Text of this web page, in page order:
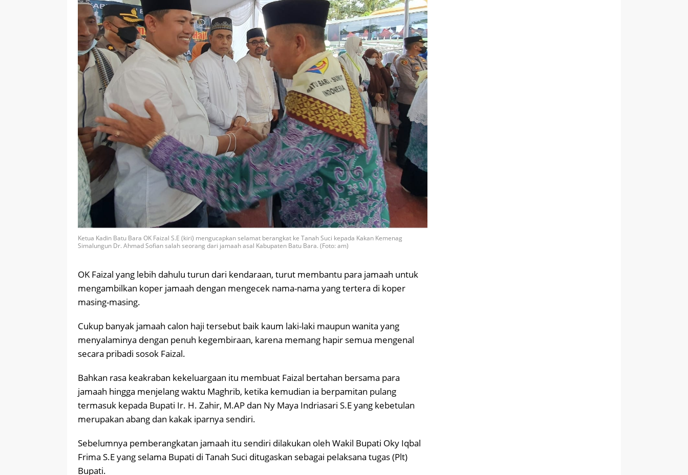
Ketua Kadin Batu Bara OK Faizal S.E (kiri) mengucapkan selamat berangkat ke Tanah Suci kepada Kakan Kemenag
Simalungun Dr. Ahmad Sofian salah seorang dari jamaah asal Kabupaten Batu Bara. (Foto: am)
OK Faizal yang lebih dahulu turun dari kendaraan, turut membantu para jamaah untuk
mengambilkan koper jamaah dengan mengecek nama-nama yang tertera di koper
masing-masing.
Cukup banyak jamaah calon haji tersebut baik kaum laki-laki maupun wanita yang
menyalaminya dengan penuh kegembiraan, karena memang hapir semua mengenal
secara pribadi sosok Faizal.
Bahkan rasa keakraban kekeluargaan itu membuat Faizal bertahan bersama para
jamaah hingga menjelang waktu Maghrib, ketika kemudian ia berpamitan pulang
termasuk kepada Bupati Ir. H. Zahir, M.AP dan Ny Maya Indriasari S.E yang kebetulan
merupakan abang dan kakak iparnya sendiri.
Sebelumnya pemberangkatan jamaah itu sendiri dilakukan oleh Wakil Bupati Oky Iqbal
Frima S.E yang selama Bupati di Tanah Suci ditugaskan sebagai pelaksana tugas (Plt)
Bupati.